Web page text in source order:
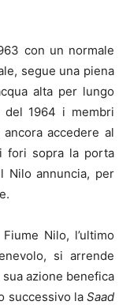
con un normale
segue una piena
alta per lungo
1964 i membri
accedere al
fori sopra la porta
Nilo annuncia, per
Nilo, l’ultimo
si arrende
azione benefica
successivo la Saad